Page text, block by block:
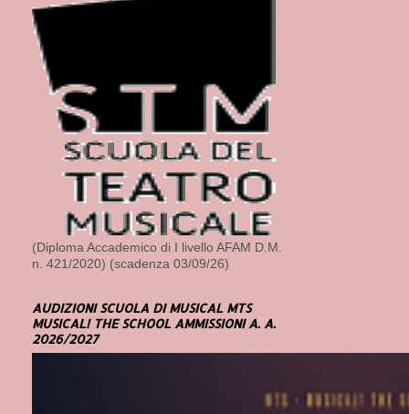
(Diploma Accademico di I livello AFAM D.M.
n. 421/2020) (scadenza 03/09/26)
AUDIZIONI SCUOLA DI MUSICAL MTS
MUSICAL! THE SCHOOL AMMISSIONI A. A.
2026/2027